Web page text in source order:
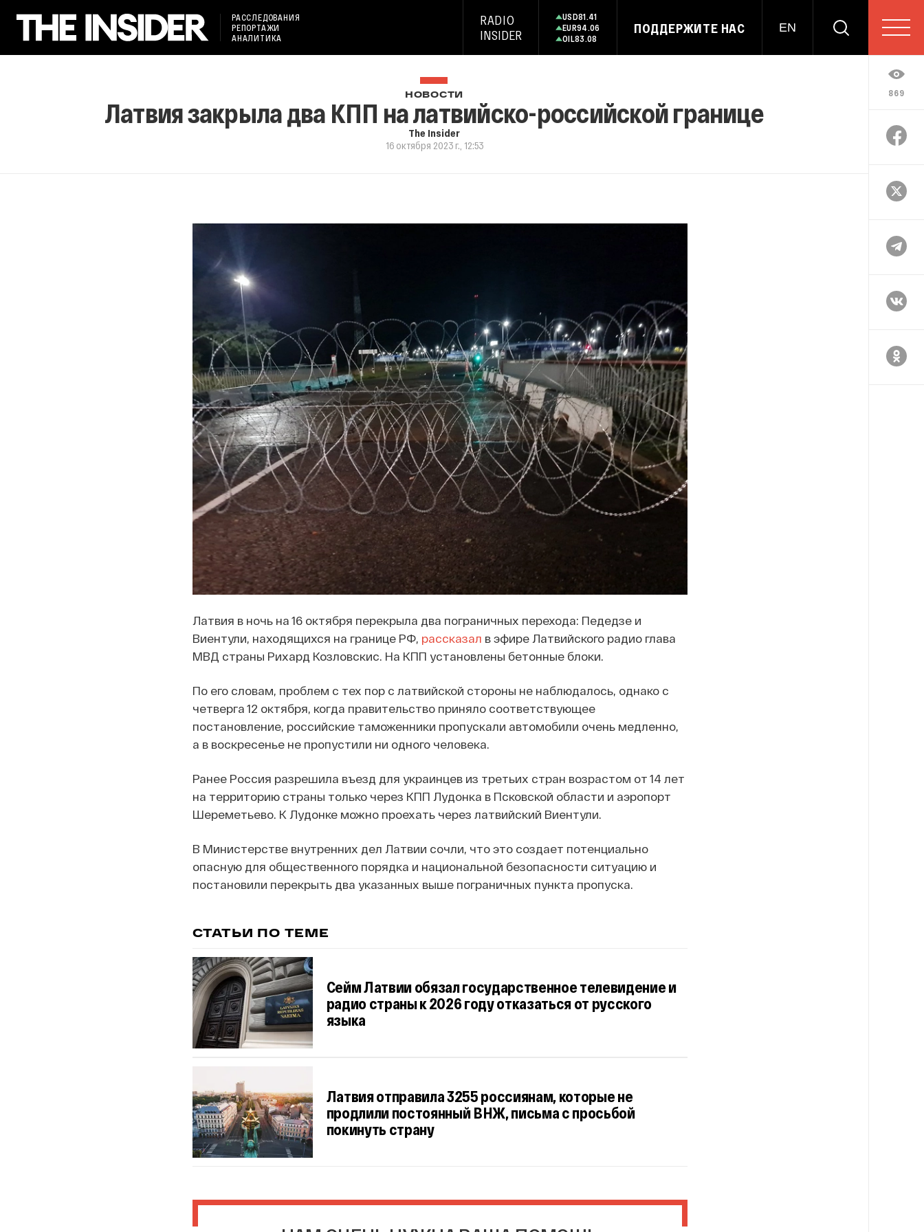
РАССЛЕДОВАНИЯ
РЕПОРТАЖИ
АНАЛИТИКА
RADIO
INSIDER
USD81.41
EUR94.06
OIL83.08
ПОДДЕРЖИТЕ НАС EN
869
НОВОСТИ
Латвия закрыла два КПП на латвийско-российской границе
The Insider
16 октября 2023 г., 12:53
Латвия в ночь на 16 октября перекрыла два пограничных перехода: Педедзе и
Виентули, находящихся на границе РФ, рассказал в эфире Латвийского радио глава
МВД страны Рихард Козловскис. На КПП установлены бетонные блоки.
По его словам, проблем с тех пор с латвийской стороны не наблюдалось, однако с
четверга 12 октября, когда правительство приняло соответствующее
постановление, российские таможенники пропускали автомобили очень медленно,
а в воскресенье не пропустили ни одного человека.
Ранее Россия разрешила въезд для украинцев из третьих стран возрастом от 14 лет
на территорию страны только через КПП Лудонка в Псковской области и аэропорт
Шереметьево. К Лудонке можно проехать через латвийский Виентули.
В Министерстве внутренних дел Латвии сочли, что это создает потенциально
опасную для общественного порядка и национальной безопасности ситуацию и
постановили перекрыть два указанных выше пограничных пункта пропуска.
СТАТЬИ ПО ТЕМЕ
Сейм Латвии обязал государственное телевидение и
радио страны к 2026 году отказаться от русского
языка
Латвия отправила 3255 россиянам, которые не
продлили постоянный ВНЖ, письма с просьбой
покинуть страну